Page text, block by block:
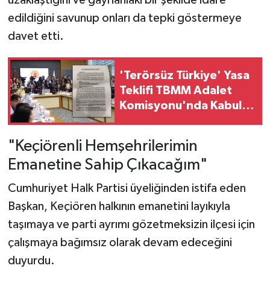
edildiğini savunup onları da tepki göstermeye
davet etti.
'Terörsüz Türkiye' Yasa
Teklifi TBMM Adalet
Komisyonu'nda Kabul
"Keçiörenli Hemşehrilerimin
Emanetine Sahip Çıkacağım"
Cumhuriyet Halk Partisi üyeliğinden istifa eden
Başkan, Keçiören halkının emanetini layıkıyla
taşımaya ve parti ayrımı gözetmeksizin ilçesi için
çalışmaya bağımsız olarak devam edeceğini
duyurdu.